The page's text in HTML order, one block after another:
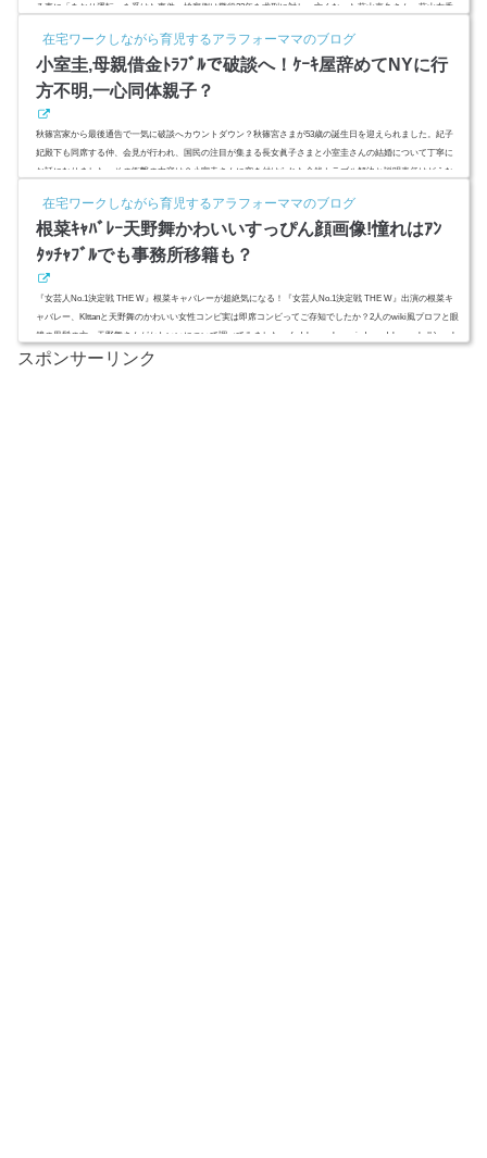
る車に「あおり運転」を受けた事件。検察側は懲役23年を求刑に対し、亡くなった萩山嘉久さん、萩山友香
どんな心境なのでしょうか。現在26歳の石橋和歩被告は49歳で出所する予定ということになります。 (adsbyg
oogle = wi...
在宅ワークしながら育児するアラフォーママのブログ
小室圭,母親借金ﾄﾗﾌﾞﾙで破談へ！ｹｰｷ屋辞めてNYに行
方不明,一心同体親子？
秋篠宮家から最後通告で一気に破談へカウントダウン？秋篠宮さまが53歳の誕生日を迎えられました。紀子
妃殿下も同席する仲、会見が行われ、国民の注目が集まる長女眞子さまと小室圭さんの結婚について丁寧に
お話になりました。その衝撃の内容は？小室圭さんに突き付けられた金銭トラブル解決と説明責任はどうな
evel_ads: true });スポンサーリンク(adsbygoogle = window.adsbygoo...
在宅ワークしながら育児するアラフォーママのブログ
根菜ｷｬﾊﾞﾚｰ天野舞かわいいすっぴん顔画像!憧れはｱﾝ
ﾀｯﾁｬﾌﾞﾙでも事務所移籍も？
『女芸人No.1決定戦 THE W』根菜キャバレーが超絶気になる！『女芸人No.1決定戦 THE W』出演の根菜キ
ャバレー、KIttanと天野舞のかわいい女性コンビ実は即席コンビってご存知でしたか？2人のwiki風プロフと眼
鏡の黒髪の方、天野舞さんがかわいいについて調べてみました。 (adsbygoogle = window.adsbygoogle || ).push
({ google_ad_client: "ca-pub-4735429620646332", enable_page_level_ads: true });スポンサーリンク(adsbygoogle =
スポンサーリンク